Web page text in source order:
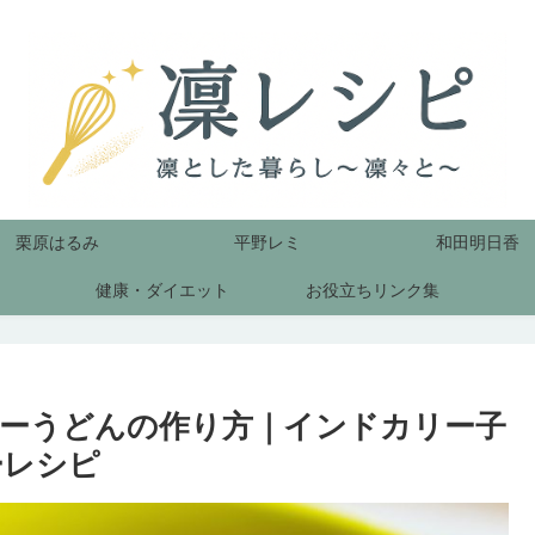
栗原はるみ 平野レミ 和田明日香
健康・ダイエット お役立ちリンク集
うどんの作り方｜インドカリー子
シピ